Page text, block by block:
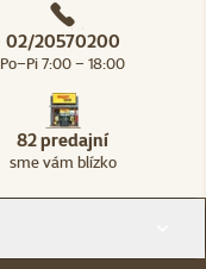
02/20570200
Po–Pi 7:00 – 18:00
82 predajní
sme vám blízko